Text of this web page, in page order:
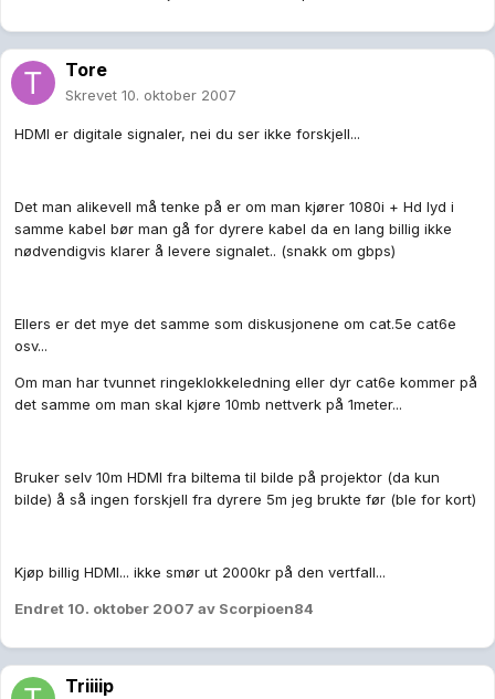
Tore
Skrevet 10. oktober 2007
HDMI er digitale signaler, nei du ser ikke forskjell...
Det man alikevell må tenke på er om man kjører 1080i + Hd lyd i
samme kabel bør man gå for dyrere kabel da en lang billig ikke
nødvendigvis klarer å levere signalet.. (snakk om gbps)
Ellers er det mye det samme som diskusjonene om cat.5e cat6e
osv...
Om man har tvunnet ringeklokkeledning eller dyr cat6e kommer på
det samme om man skal kjøre 10mb nettverk på 1meter...
Bruker selv 10m HDMI fra biltema til bilde på projektor (da kun
bilde) å så ingen forskjell fra dyrere 5m jeg brukte før (ble for kort)
Kjøp billig HDMI... ikke smør ut 2000kr på den vertfall...
Endret 10. oktober 2007 av Scorpioen84
Triiiip